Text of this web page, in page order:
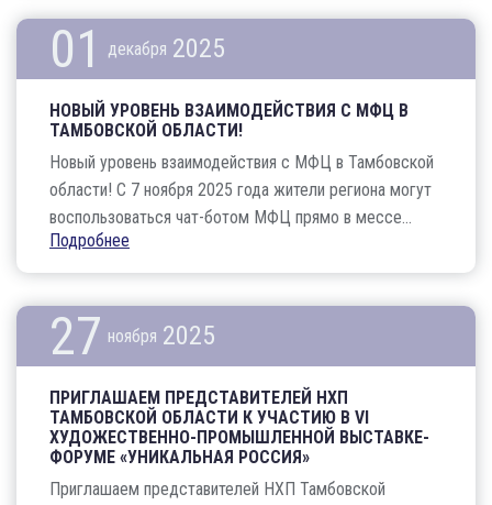
01 декабря 2025
НОВЫЙ УРОВЕНЬ ВЗАИМОДЕЙСТВИЯ С МФЦ В
ТАМБОВСКОЙ ОБЛАСТИ!
Новый уровень взаимодействия с МФЦ в Тамбовской
области! С 7 ноября 2025 года жители региона могут
воспользоваться чат-ботом МФЦ прямо в мессе...
Подробнее
27 ноября 2025
ПРИГЛАШАЕМ ПРЕДСТАВИТЕЛЕЙ НХП
ТАМБОВСКОЙ ОБЛАСТИ К УЧАСТИЮ В VI
ХУДОЖЕСТВЕННО-ПРОМЫШЛЕННОЙ ВЫСТАВКЕ-
ФОРУМЕ «УНИКАЛЬНАЯ РОССИЯ»
Приглашаем представителей НХП Тамбовской